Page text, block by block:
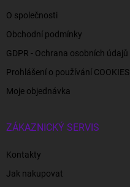
O společnosti
Obchodní podmínky
GDPR - Ochrana osobních údajů
Prohlášení o používání COOKIES
Moje objednávka
ZÁKAZNICKÝ SERVIS
Kontakty
Jak nakupovat